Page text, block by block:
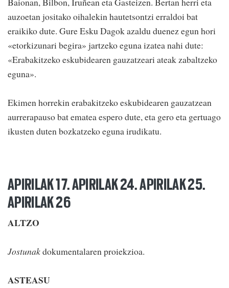
auzoetan jositako oihalekin hautetsontzi erraldoi bat
eraikiko dute. Gure Esku Dagok azaldu duenez egun hori
«etorkizunari begira» jartzeko eguna izatea nahi dute:
«Erabakitzeko eskubidearen gauzatzeari ateak zabaltzeko
eguna».
Ekimen horrekin erabakitzeko eskubidearen gauzatzean
aurrerapauso bat ematea espero dute, eta gero eta gertuago
ikusten duten bozkatzeko eguna irudikatu.
APIRILAK 17. APIRILAK 24. APIRILAK 25.
APIRILAK 26
ALTZO
Jostunakdokumentalaren proiekzioa.
ASTEASU